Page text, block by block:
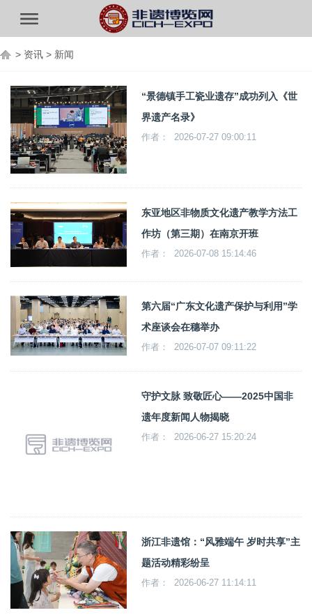
> 资讯 > 新闻
“景德镇手工瓷业遗存”成功列入《世
界遗产名录》
作者： 2026-07-27 09:00:11
东亚地区非物质文化遗产教学方法工
作坊（第三期）在南京开班
作者： 2026-07-08 15:14:46
第六届“广东文化遗产保护与利用”学
术座谈会在穗举办
作者： 2026-07-07 09:11:22
守护文脉 致敬匠心——2025中国非
遗年度新闻人物揭晓
作者： 2026-06-27 15:20:24
浙江非遗馆：“风雅端午 岁时共享”主
题活动精彩纷呈
作者： 2026-06-27 11:14:11